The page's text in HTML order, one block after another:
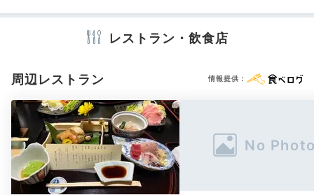
自然に癒される
アメニティ
冷蔵庫 エアコン スリッパ
セーフティボックス
洗浄機付トイレ 浴衣 歯ブラシ カミソリ シャンプー
バスタオル ドライヤー 電気ポット
※設備・アメニティは、確認が取れている情報を表示しています。
レストラン・飲食店
周辺レストラン 情報提供：